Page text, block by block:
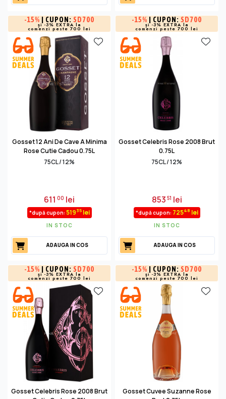
-15% | CUPON: SD700
și -3% EXTRA la
comenzi peste 700 lei
Gosset 12 Ani De Cave A Minima
Rose Cutie Cadou 0.75L
75CL / 12%
61100 lei
*după cupon: 51935lei
IN STOC
ADAUGA IN COS
-15% | CUPON: SD700
și -3% EXTRA la
comenzi peste 700 lei
Gosset Celebris Rose 2008 Brut
0.75L
75CL / 12%
85351 lei
*după cupon: 72548 lei
IN STOC
ADAUGA IN COS
-15% | CUPON: SD700
și -3% EXTRA la
comenzi peste 700 lei
Gosset Celebris Rose 2008 Brut
-15% | CUPON: SD700
și -3% EXTRA la
comenzi peste 700 lei
Gosset Cuvee Suzanne Rose